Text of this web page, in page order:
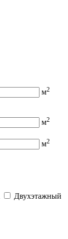
м2
м2
м2
Двухэтажный